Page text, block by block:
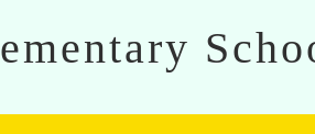
ementary